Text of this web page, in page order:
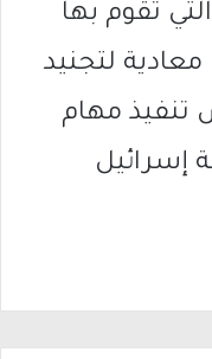
تقوم بها
لتجنيد
تنفيذ مهام
إسرائيل